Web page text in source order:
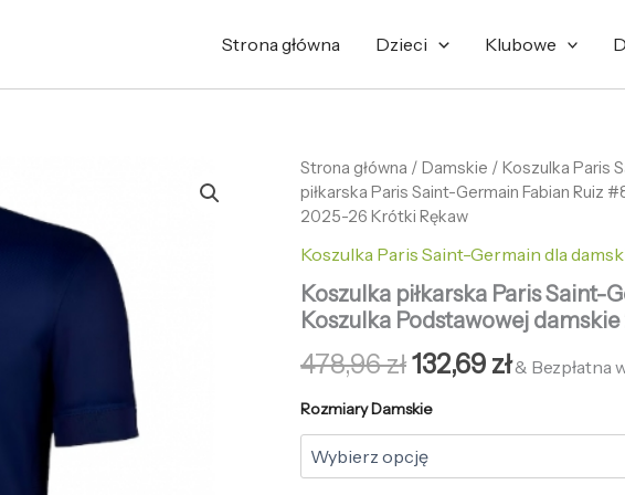
Strona główna Dzieci Klubowe
Strona główna / Damskie / Koszulka Paris
piłkarska Paris Saint-Germain Fabian Ruiz
2025-26 Krótki Rękaw
Koszulka Paris Saint-Germain dla
Koszulka piłkarska Paris Saint-
Koszulka Podstawowej
478,96zł
Pierwotna
cena
wynosiła:
478,96 zł.
132,69 zł
Aktualna
wynosi:
132,69 zł.
& Bezpłatna
Rozmiary Damskie
ilość
Koszulka
piłkarska
Saint-
Fabian
Ruiz
Koszulka
damskie
2025-
26
Krótki